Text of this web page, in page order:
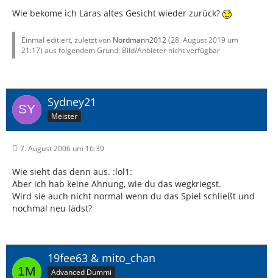
Wie bekome ich Laras altes Gesicht wieder zurück?
Einmal editiert, zuletzt von Nordmann2012(28. August 2019 um
21:17) aus folgendem Grund: Bild/Anbieter nicht verfügbar
Sydney21
Meister
7. August 2006 um 16:39
Wie sieht das denn aus. :lol1:
Aber ich hab keine Ahnung, wie du das wegkriegst.
Wird sie auch nicht normal wenn du das Spiel schließt und
nochmal neu lädst?
19fee63 & mito_chan
Advanced Dummi